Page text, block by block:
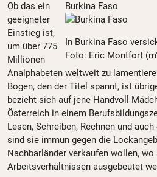
Burkina Faso
In Burkina Faso
Foto: Eric Montfort
Ob das ein
geeigneter
Einstieg ist,
um über 775
Millionen
Analphabeten weltweit zu
Bogen, den der Titel spannt, ist
bezieht sich auf jene Handvoll
Österreich in einem
Lesen, Schreiben, Rechnen und
sind sie immun gegen die
Nachbarländer verkaufen wollen,
Arbeitsverhältnissen ausgebeutet